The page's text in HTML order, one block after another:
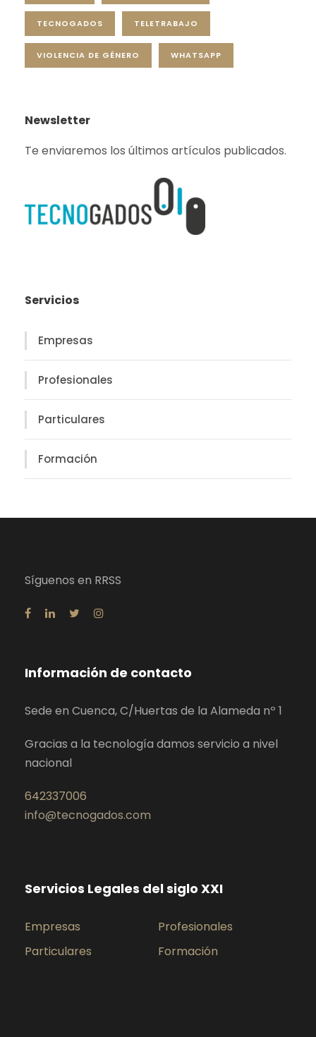
TECNOGADOS TELETRABAJO
VIOLENCIA DE GÉNERO WHATSAPP
Newsletter
Te enviaremos los últimos artículos publicados.
Servicios
Empresas
Profesionales
Particulares
Formación
Síguenos en RRSS
Información de contacto
Sede en Cuenca, C/Huertas de la Alameda nº 1
Gracias a la tecnología damos servicio a nivel
nacional
642337006
info@tecnogados.com
Servicios Legales del siglo XXI
Empresas
Profesionales
Particulares
Formación